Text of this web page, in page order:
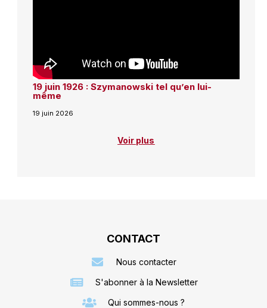
19 juin 1926 : Szymanowski tel qu’en lui-
même
19 juin 2026
Voir plus
CONTACT
Nous contacter
S'abonner à la Newsletter
Qui sommes-nous ?